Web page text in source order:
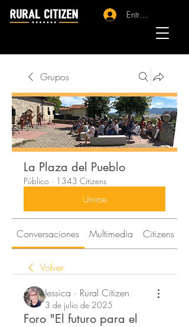
Entrar - Registro
Grupos
La Plaza del Pueblo
Público · 1343 Citizens
Unirse
Conversaciones Multimedia Citizens
Volver
Jessica · Rural Citizen
3 de julio de 2025
Foro "El futuro para el